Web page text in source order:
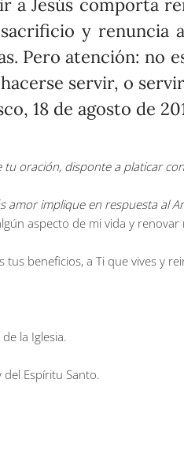
a Jesús comporta
y renuncia
Pero atención: no
servir, o
18 de agosto de
oración, disponte a platicar
amor implique en respuesta al
aspecto de mi vida y
beneficios, a Ti que vives y
la Iglesia.
Espíritu Santo.